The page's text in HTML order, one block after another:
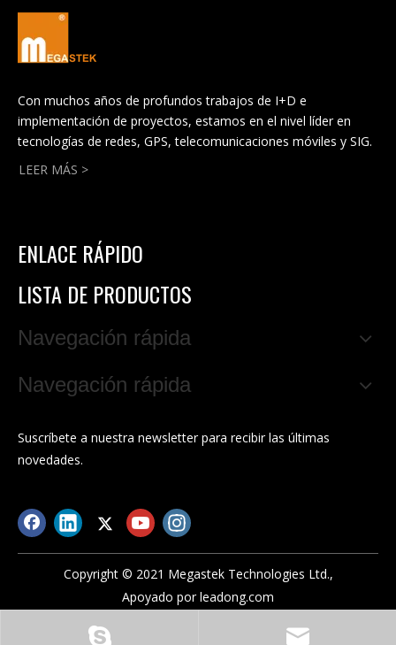
Con muchos años de profundos trabajos de I+D e
implementación de proyectos, estamos en el nivel líder en
tecnologías de redes, GPS, telecomunicaciones móviles y SIG.
LEER MÁS >
ENLACE RÁPIDO
LISTA DE PRODUCTOS
Navegación rápida
Navegación rápida
Suscríbete a nuestra newsletter para recibir las últimas
novedades.
Copyright © 2021 Megastek Technologies Ltd.,
Apoyado porleadong.com